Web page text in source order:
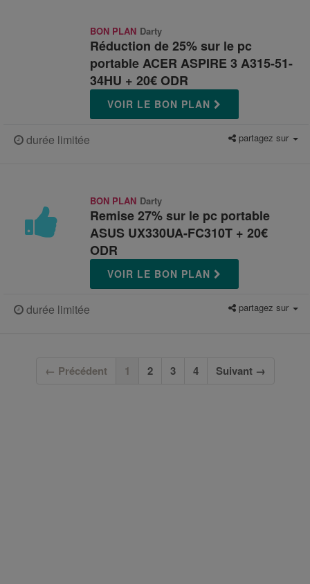
BON PLAN Darty
Réduction de 25% sur le pc
portable ACER ASPIRE 3 A315-51-
34HU + 20€ ODR
VOIR LE BON PLAN
durée limitée partagez sur
BON PLAN Darty
Remise 27% sur le pc portable
ASUS UX330UA-FC310T + 20€
ODR
VOIR LE BON PLAN
durée limitée partagez sur
← Précédent 1 (current)
2 3 4 Suivant →